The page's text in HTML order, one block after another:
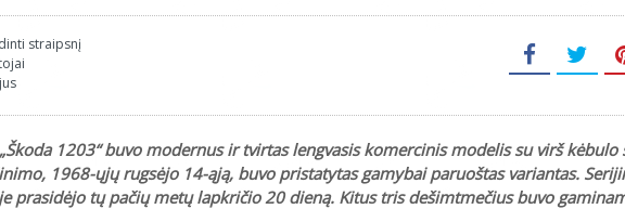
straipsnį
1203“ buvo modernus ir tvirtas lengvasis komercinis modelis su virš
1968-ųjų rugsėjo 14-ąją, buvo pristatytas gamybai paruoštas variantas.
prasidėjo tų pačių metų lapkričio 20 dieną. Kitus tris dešimtmečius buvo